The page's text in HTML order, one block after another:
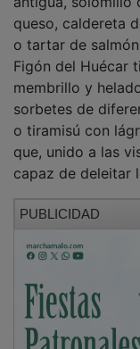
queso, caldereta
o tartar de
Figón del Huécar
membrillo y
sorbetes de
o tiramisú con
que, unido a las
capaz de deleitar